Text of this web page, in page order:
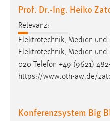
Prof. Dr.-Ing. Heiko
Relevanz:
Elektrotechnik, Medien
Elektrotechnik, Medien und
020 Telefon +49 (9621)
https://www.oth-aw.de/
Konferenzsystem Big